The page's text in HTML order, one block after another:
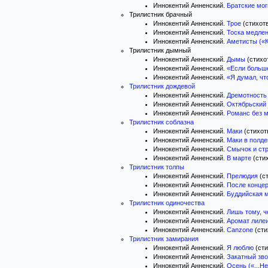
Иннокентий Анненский. Братские
Трилистник брачный
Иннокентий Анненский. Трое
Иннокентий Анненский. Тоска
Иннокентий Анненский. Аметисты
Трилистник дымный
Иннокентий Анненский. Дымы
Иннокентий Анненский. «Если
Иннокентий Анненский. «Я думал,
Трилистник дождевой
Иннокентий Анненский. Дремотность
Иннокентий Анненский.
Иннокентий Анненский. Романс без
Трилистник соблазна
Иннокентий Анненский. Маки
Иннокентий Анненский. Маки в
Иннокентий Анненский. Смычок и
Иннокентий Анненский. В марте
Трилистник толпы
Иннокентий Анненский. Прелюдия
Иннокентий Анненский. После
Иннокентий Анненский. Буддийская
Трилистник одиночества
Иннокентий Анненский. Лишь тому,
Иннокентий Анненский. Аромат
Иннокентий Анненский. Canzone
Трилистник замирания
Иннокентий Анненский. Я люблю
Иннокентий Анненский. Закатный
Иннокентий Анненский. Осень («...Не